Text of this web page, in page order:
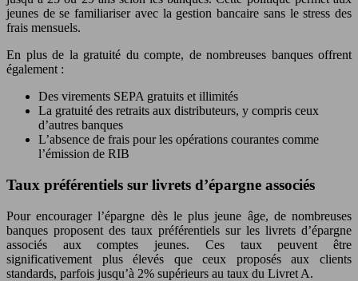
jeunes de se familiariser avec la gestion bancaire sans le stress des
frais mensuels.
En plus de la gratuité du compte, de nombreuses banques offrent
également :
Des virements SEPA gratuits et illimités
La gratuité des retraits aux distributeurs, y compris ceux
d’autres banques
L’absence de frais pour les opérations courantes comme
l’émission de RIB
Taux préférentiels sur livrets d’épargne associés
Pour encourager l’épargne dès le plus jeune âge, de nombreuses
banques proposent des taux préférentiels sur les livrets d’épargne
associés aux comptes jeunes. Ces taux peuvent être
significativement plus élevés que ceux proposés aux clients
standards, parfois jusqu’à 2% supérieurs au taux du Livret A.